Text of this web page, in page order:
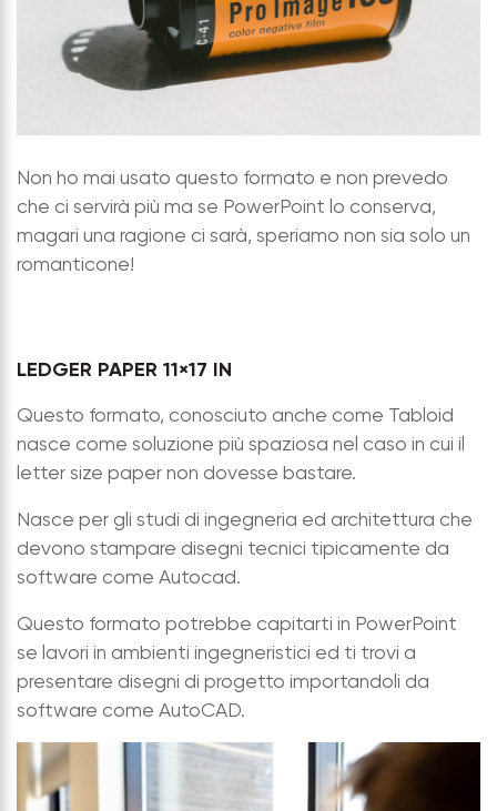
Non ho mai usato questo formato e non prevedo
che ci servirà più ma se PowerPoint lo conserva,
magari una ragione ci sarà, speriamo non sia solo un
romanticone!
LEDGER PAPER 11×17 IN
Questo formato, conosciuto anche come Tabloid
nasce come soluzione più spaziosa nel caso in cui il
letter size paper non dovesse bastare.
Nasce per gli studi di ingegneria ed architettura che
devono stampare disegni tecnici tipicamente da
software come Autocad.
Questo formato potrebbe capitarti in PowerPoint
se lavori in ambienti ingegneristici ed ti trovi a
presentare disegni di progetto importandoli da
software come AutoCAD.